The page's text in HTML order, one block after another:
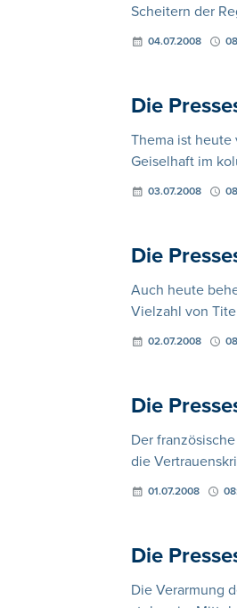
Scheitern der
04.07.2008
Die
Thema ist heute
Geiselhaft im
03.07.2008
Die
Auch heute
Vielzahl von
02.07.2008
Die
Der
die
01.07.2008
Die
Die Verarmung